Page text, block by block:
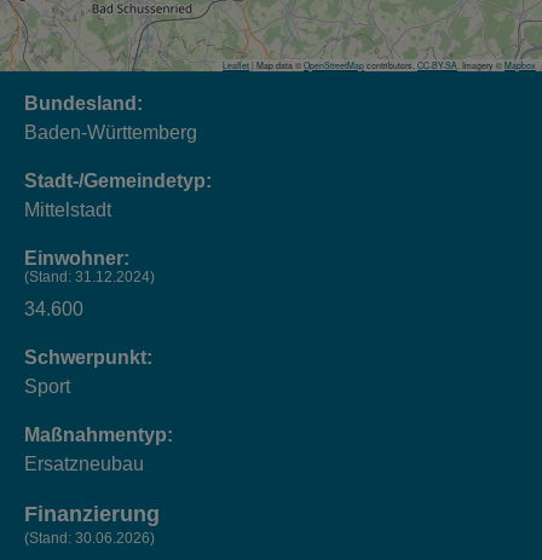
Leaflet | Map data © OpenStreetMap contributors, CC-BY-SA, Imagery © Mapbox
Bundesland:
Baden-Württemberg
Stadt-/Gemeindetyp:
Mittelstadt
Einwohner:
(Stand: 31.12.2024)
34.600
Schwerpunkt:
Sport
Maßnahmentyp:
Ersatzneubau
Finanzierung
(Stand: 30.06.2026)